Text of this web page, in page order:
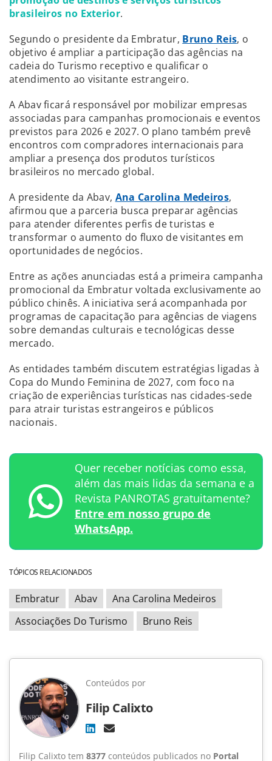
brasileiros no Exterior.
Segundo o presidente da Embratur, Bruno Reis, o
objetivo é ampliar a participação das agências na
cadeia do Turismo receptivo e qualificar o
atendimento ao visitante estrangeiro.
A Abav ficará responsável por mobilizar empresas
associadas para campanhas promocionais e eventos
previstos para 2026 e 2027. O plano também prevê
encontros com compradores internacionais para
ampliar a presença dos produtos turísticos
brasileiros no mercado global.
A presidente da Abav, Ana Carolina Medeiros,
afirmou que a parceria busca preparar agências
para atender diferentes perfis de turistas e
transformar o aumento do fluxo de visitantes em
oportunidades de negócios.
Entre as ações anunciadas está a primeira campanha
promocional da Embratur voltada exclusivamente ao
público chinês. A iniciativa será acompanhada por
programas de capacitação para agências de viagens
sobre demandas culturais e tecnológicas desse
mercado.
As entidades também discutem estratégias ligadas à
Copa do Mundo Feminina de 2027, com foco na
criação de experiências turísticas nas cidades-sede
para atrair turistas estrangeiros e públicos
nacionais.
Quer receber notícias como essa,
além das mais lidas da semana e a
Revista PANROTAS gratuitamente?
Entre em nosso grupo de
WhatsApp.
TÓPICOS RELACIONADOS
Embratur Abav
Ana Carolina Medeiros
Associações Do Turismo
Bruno Reis
Conteúdos por
Filip Calixto
Filip Calixto tem 8377 conteúdos publicados no Portal